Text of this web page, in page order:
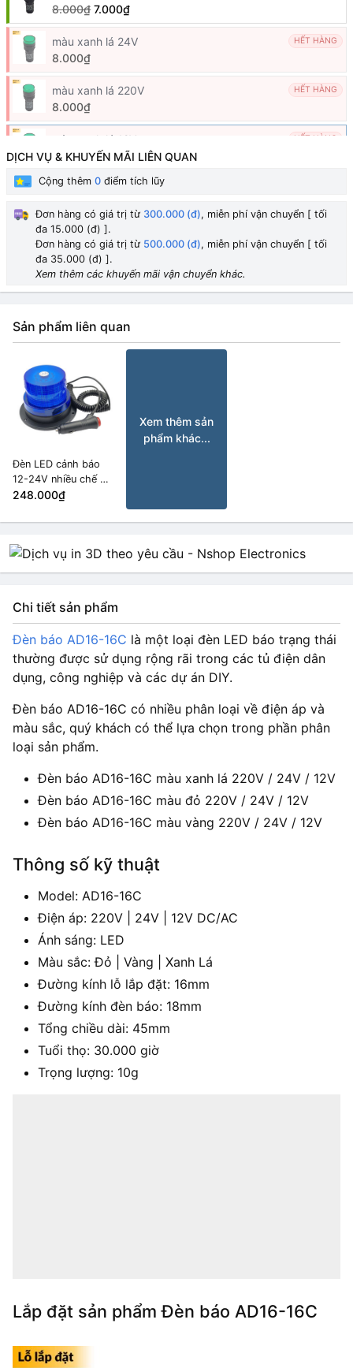
8.000₫ 7.000₫
màu xanh lá 24V HẾT HÀNG
8.000₫
màu xanh lá 220V HẾT HÀNG
8.000₫
màu xanh lá 12V HẾT HÀNG
8.000₫
màu vàng 24V
màu vàng 220V
8.000₫ 7.000₫
màu đỏ 220V
5.500₫
màu đỏ 12V
7.000₫
DỊCH VỤ & KHUYẾN MÃI LIÊN QUAN
Cộng thêm 0 điểm tích lũy
Đơn hàng có giá trị từ 300.000 (đ), miễn phí vận chuyển [ tối
đa 15.000 (đ) ].
Đơn hàng có giá trị từ 500.000 (đ), miễn phí vận chuyển [ tối
đa 35.000 (đ) ].
Xem thêm các khuyến mãi vận chuyển khác.
Sản phẩm liên quan
Đèn LED cảnh báo
12-24V nhiều chế độ
màu Xanh Lam
248.000₫
Xem thêm sản
phẩm khác...
Chi tiết sản phẩm
Đèn báo AD16-16C là một loại đèn LED báo trạng thái
thường được sử dụng rộng rãi trong các tủ điện dân
dụng, công nghiệp và các dự án DIY.
Đèn báo AD16-16C có nhiều phân loại về điện áp và
màu sắc, quý khách có thể lựa chọn trong phần phân
loại sản phẩm.
Đèn báo AD16-16C màu xanh lá 220V / 24V / 12V
Đèn báo AD16-16C màu đỏ 220V / 24V / 12V
Đèn báo AD16-16C màu vàng 220V / 24V / 12V
Thông số kỹ thuật
Model: AD16-16C
Điện áp: 220V | 24V | 12V DC/AC
Ánh sáng: LED
Màu sắc: Đỏ | Vàng | Xanh Lá
Đường kính lỗ lắp đặt: 16mm
Đường kính đèn báo: 18mm
Tổng chiều dài: 45mm
Tuổi thọ: 30.000 giờ
Trọng lượng: 10g
Lắp đặt sản phẩm Đèn báo AD16-16C